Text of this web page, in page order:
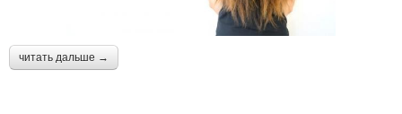
читать дальше →